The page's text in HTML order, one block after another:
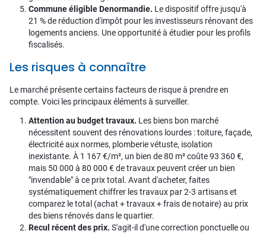
Commune éligible Denormandie. Le dispositif offre jusqu'à
21 % de réduction d'impôt pour les investisseurs rénovant des
logements anciens. Une opportunité à étudier pour les profils
fiscalisés.
Les risques à connaître
Le marché présente certains facteurs de risque à prendre en
compte. Voici les principaux éléments à surveiller.
Attention au budget travaux. Les biens bon marché
nécessitent souvent des rénovations lourdes : toiture, façade,
électricité aux normes, plomberie vétuste, isolation
inexistante. À 1 167 €/m², un bien de 80 m² coûte 93 360 €,
mais 50 000 à 80 000 € de travaux peuvent créer un bien
"invendable" à ce prix total. Avant d'acheter, faites
systématiquement chiffrer les travaux par 2-3 artisans et
comparez le total (achat + travaux + frais de notaire) au prix
des biens rénovés dans le quartier.
Recul récent des prix. S'agit-il d'une correction ponctuelle ou